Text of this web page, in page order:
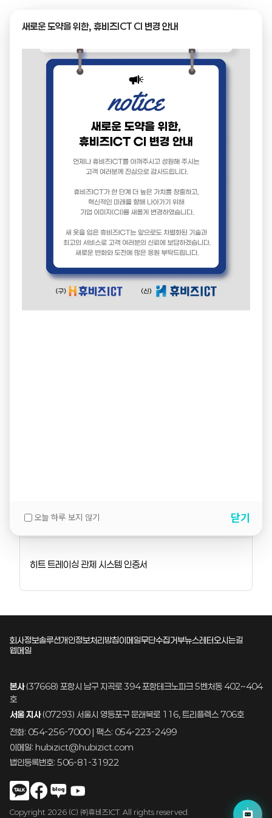
히트 트레이싱 관제 시스템 인증서
설명
히트 트레이싱 관제 시스템 인증서
회사정보솔루션개인정보처리방침이메일무단수집거부뉴스레터오시는길
웹메일
본사(37668) 포항시 남구 지곡로 394 포항테크노파크 5벤처동 402~404
호
서울 지사(07293) 서울시 영등포구 문래북로 116, 트리플렉스 706호
전화: 054-256-7000 | 팩스: 054-223-2499
이메일: hubizict@hubizict.com
법인등록번호: 506-81-31922
Copyright 2026 (C) ㈜휴비즈ICT. All rights reserved.
새로운 도약을 위한, 휴비즈ICT CI 변경 안내
오늘 하루 보지 않기 닫기